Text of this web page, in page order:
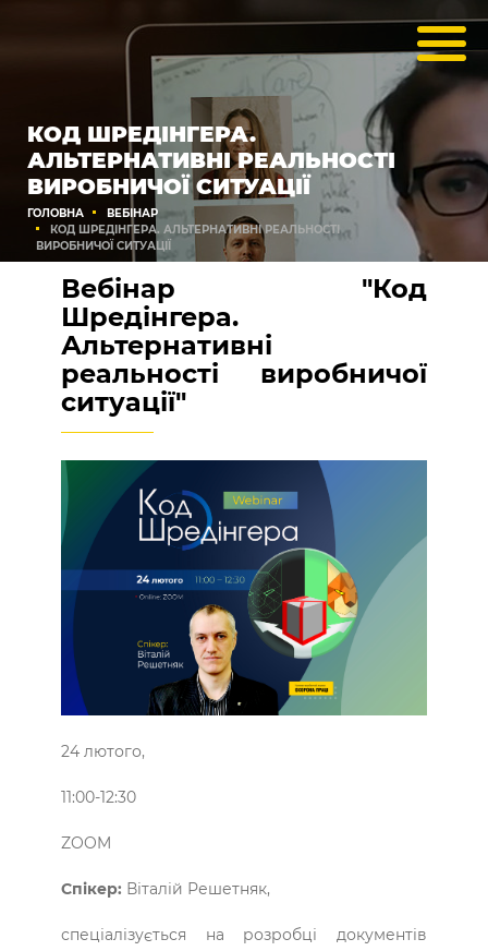
КОД ШРЕДІНГЕРА.
АЛЬТЕРНАТИВНІ РЕАЛЬНОСТІ
ВИРОБНИЧОЇ СИТУАЦІЇ
ГОЛОВНА
ВЕБІНАР
КОД ШРЕДІНГЕРА. АЛЬТЕРНАТИВНІ РЕАЛЬНОСТІ
ВИРОБНИЧОЇ СИТУАЦІЇ
Вебінар "Код
Шредінгера.
Альтернативні
реальності виробничої
ситуації"
24 лютого,
11:00-12:30
ZOOM
Спікер: Віталій Решетняк,
спеціалізується на розробці документів